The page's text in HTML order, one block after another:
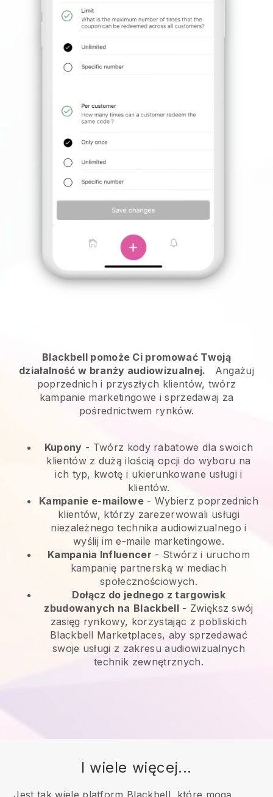
Blackbell pomoże Ci promować Twoją
działalność w branży audiowizualnej.
Angażuj
poprzednich i przyszłych klientów, twórz
kampanie marketingowe i sprzedawaj za
pośrednictwem rynków.
Kupony - Twórz kody rabatowe dla swoich
klientów z dużą ilością opcji do wyboru na
ich typ, kwotę i ukierunkowane usługi i
klientów.
Kampanie e-mailowe- Wybierz poprzednich
klientów, którzy zarezerwowali usługi
niezależnego technika audiowizualnego i
wyślij im e-maile marketingowe.
Kampania Influencer - Stwórz i uruchom
kampanię partnerską w mediach
społecznościowych.
Dołącz do jednego z targowisk
zbudowanych na Blackbell- Zwiększ swój
zasięg rynkowy, korzystając z pobliskich
Blackbell Marketplaces, aby sprzedawać
swoje usługi z zakresu audiowizualnych
technik zewnętrznych.
I wiele więcej...